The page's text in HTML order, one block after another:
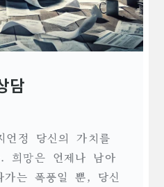
담
언정 당신의 가치를
희망은 언제나 남아
가는 폭풍일 뿐, 당신